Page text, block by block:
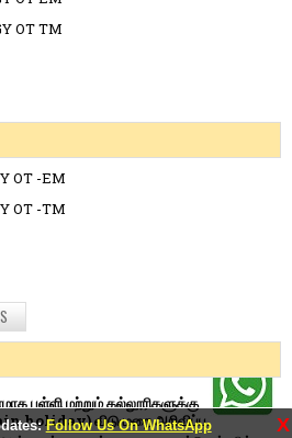
Follow Us On WhatsApp X
OT TM
OT -EM
OT -TM
பள்ளி மற்றும் கல்லூரிகளுக்கு
holiday) விடுமுறை அறிவிப்பு.